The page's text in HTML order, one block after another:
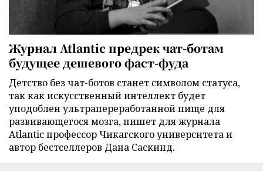
Журнал Atlantic предрек чат-ботам
будущее дешевого фаст-фуда
Детство без чат-ботов станет символом статуса,
так как искусственный интеллект будет
уподоблен ультрапереработанной пище для
развивающегося мозга, пишет для журнала
Atlantic профессор Чикагского университета и
автор бестселлеров Дана Саскинд.